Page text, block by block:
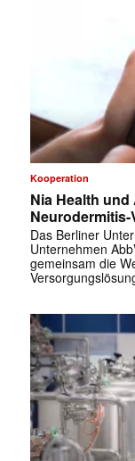
Kooperation
Nia Health
Das Berliner
Unternehmen
gemeinsam die